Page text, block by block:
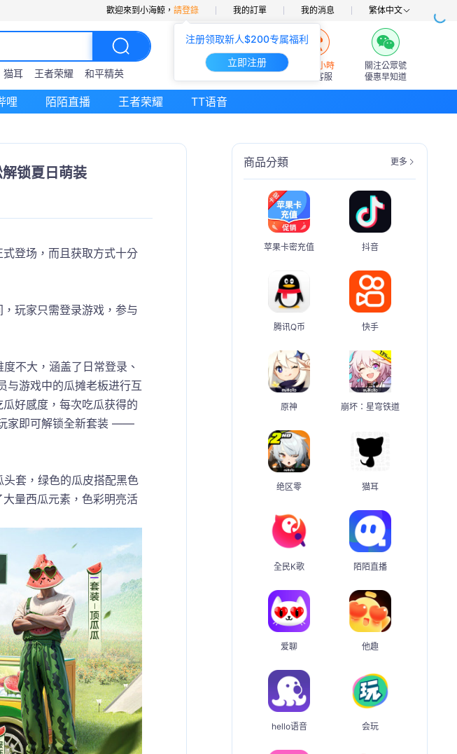
注册领取新人$200专属福利
立即注册
歡迎來到小海鯨， 請登錄 我的訂單 我的消息 繁体中文
猫耳 王者荣耀 和平精英
7×24小時
在線客服
關注公眾號
優惠早知道
哩 陌陌直播 王者荣耀 TT语音
锁夏日萌装
登场，而且获取方式十分
玩家只需登录游戏，参与
不大，涵盖了日常登录、
与游戏中的瓜摊老板进行互
好感度，每次吃瓜获得的
家即可解锁全新套装 ——
套，绿色的瓜皮搭配黑色
量西瓜元素，色彩明亮活
商品分類 更多
苹果卡密充值 抖音
腾讯Q币 快手
原神 崩坏：星穹铁道
绝区零 猫耳
全民K歌 陌陌直播
爱聊 他趣
hello语音 会玩